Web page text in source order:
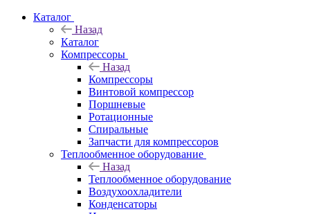
Каталог
Назад
Каталог
Компрессоры
Назад
Компрессоры
Винтовой компрессор
Поршневые
Ротационные
Спиральные
Запчасти для компрессоров
Теплообменное оборудование
Назад
Теплообменное оборудование
Воздухоохладители
Конденсаторы